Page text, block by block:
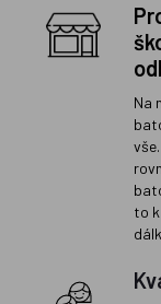
Na
to